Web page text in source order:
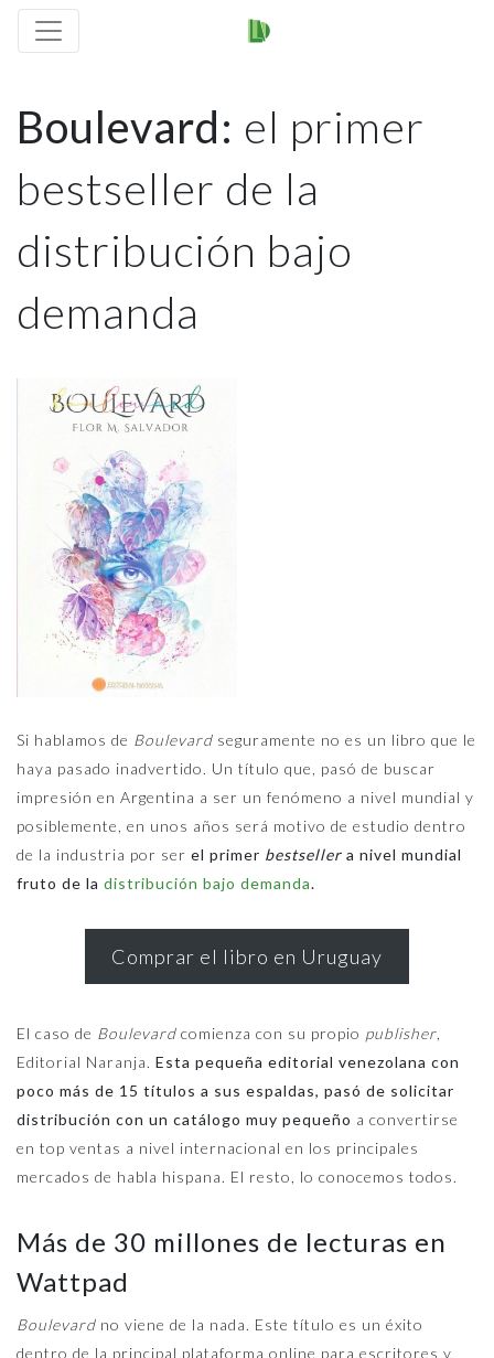
Boulevard: El
Primer
Bestseller A
Nivel
Mundial Fruto
De La
Distribución
Bajo
Demanda
Boulevard: el primer
bestseller de la
distribución bajo
demanda
Si hablamos de Boulevard seguramente no es un libro que le
haya pasado inadvertido. Un título que, pasó de buscar
impresión en Argentina a ser un fenómeno a nivel mundial y
posiblemente, en unos años será motivo de estudio dentro
de la industria por ser el primer bestseller a nivel mundial
fruto de la distribución bajo demanda.
Comprar el libro en Uruguay
El caso de Boulevard comienza con su propio publisher
Editorial Naranja. Esta pequeña editorial venezolana con
poco más de 15 títulos a sus espaldas, pasó de solicitar
distribución con un catálogo muy pequeño a convertirse
en top ventas a nivel internacional en los principales
mercados de habla hispana. El resto, lo conocemos todos.
Más de 30 millones de lecturas en
Wattpad
Boulevard no viene de la nada. Este título es un éxito
dentro de la principal plataforma online para escritores y